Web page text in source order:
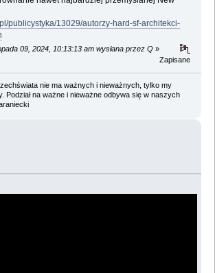
publicystyka/13029/autorzy-hard-sf-architekci-
09, 2024, 10:13:13 am wysłana przez Q »
Zapisane
nie ma ważnych i nieważnych, tylko my
Podział na ważne i nieważne odbywa się w naszych